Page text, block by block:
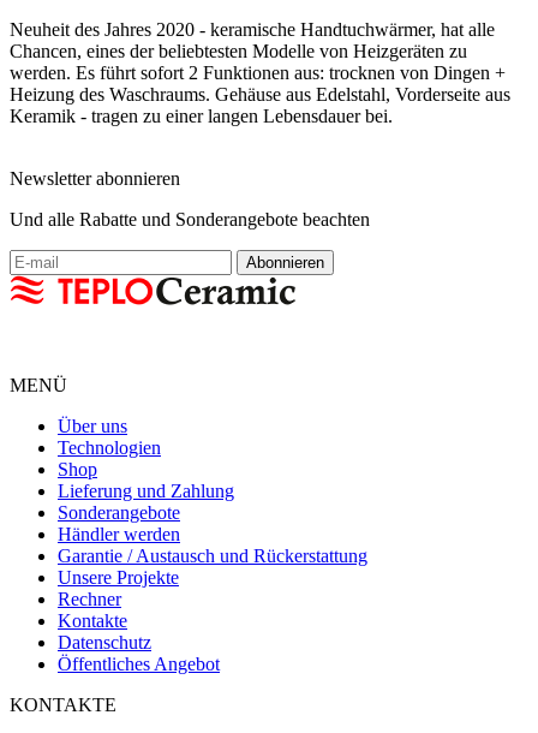
Neuheit des Jahres 2020 - keramische Handtuchwärmer, hat alle
Chancen, eines der beliebtesten Modelle von Heizgeräten zu
werden. Es führt sofort 2 Funktionen aus: trocknen von Dingen +
Heizung des Waschraums. Gehäuse aus Edelstahl, Vorderseite aus
Keramik - tragen zu einer langen Lebensdauer bei.
Newsletter abonnieren
Und alle Rabatte und Sonderangebote beachten
MENÜ
Über uns
Technologien
Shop
Lieferung und Zahlung
Sonderangebote
Händler werden
Garantie / Austausch und Rückerstattung
Unsere Projekte
Rechner
Kontakte
Datenschutz
Öffentliches Angebot
KONTAKTE